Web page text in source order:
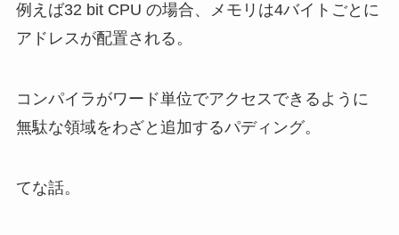
例えば32 bit CPU の場合、メモリは4バイトごとに
アドレスが配置される。
コンパイラがワード単位でアクセスできるように
無駄な領域をわざと追加するパディング。
てな話。